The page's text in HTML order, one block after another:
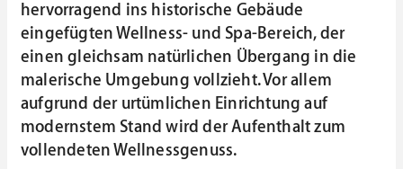
hervorragend ins historische Gebäude
eingefügten Wellness- und Spa-Bereich, der
einen gleichsam natürlichen Übergang in die
malerische Umgebung vollzieht. Vor allem
aufgrund der urtümlichen Einrichtung auf
modernstem Stand wird der Aufenthalt zum
vollendeten Wellnessgenuss.